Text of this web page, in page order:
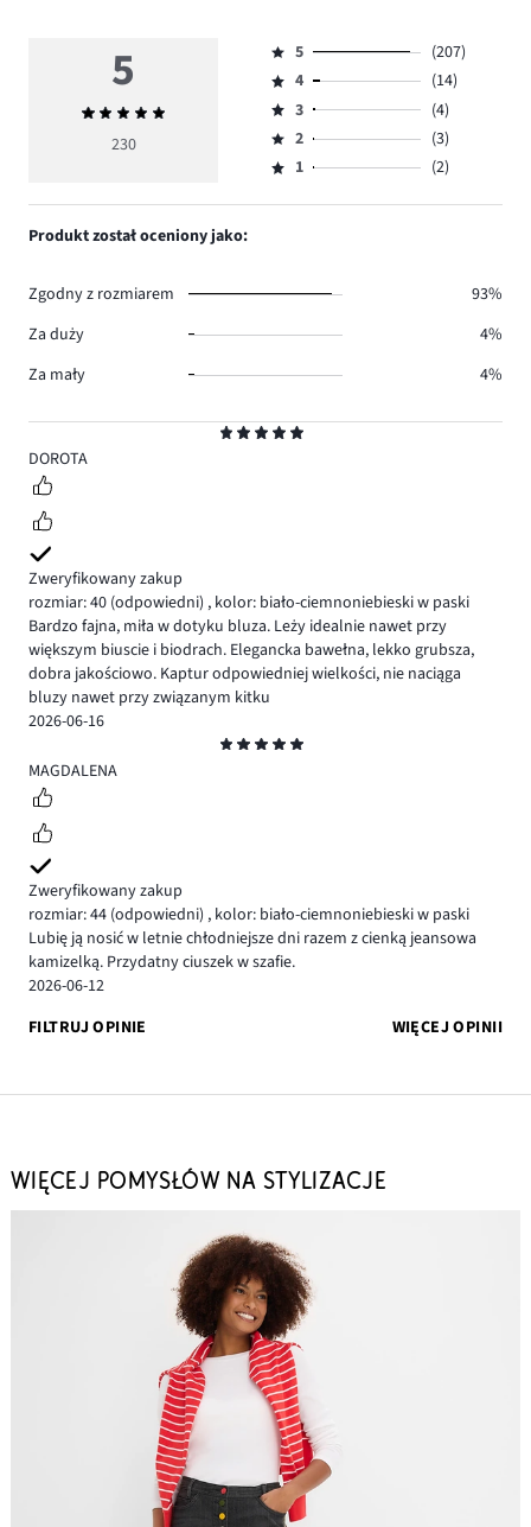
5
DOROTA
Zweryfikowany zakup
rozmiar: 40 (odpowiedni) , kolor: biało-ciemnoniebieski w paski
Bardzo fajna, miła w dotyku bluza. Leży idealnie nawet przy
większym biuscie i biodrach. Elegancka bawełna, lekko grubsza,
dobra jakościowo. Kaptur odpowiedniej wielkości, nie naciąga
bluzy nawet przy związanym kitku
2026-06-16
5
MAGDALENA
Zweryfikowany zakup
rozmiar: 44 (odpowiedni) , kolor: biało-ciemnoniebieski w paski
Lubię ją nosić w letnie chłodniejsze dni razem z cienką jeansowa
kamizelką. Przydatny ciuszek w szafie.
2026-06-12
FILTRUJ OPINIE
WIĘCEJ OPINII
5
Średnia
ocena
230
Ocena
5,
ilość
głosów
207.
5
(207)
Ocena
4,
ilość
głosów
4
(14)
Ocena
3,
ilość
3
(4)
Ocena
2,
2
(3)
Ocena
1,
1 (2)
Produkt został oceniony jako:
Zgodny z rozmiarem
93%
Za duży
4%
Za mały
4%
WIĘCEJ POMYSŁÓW NA STYLIZACJE